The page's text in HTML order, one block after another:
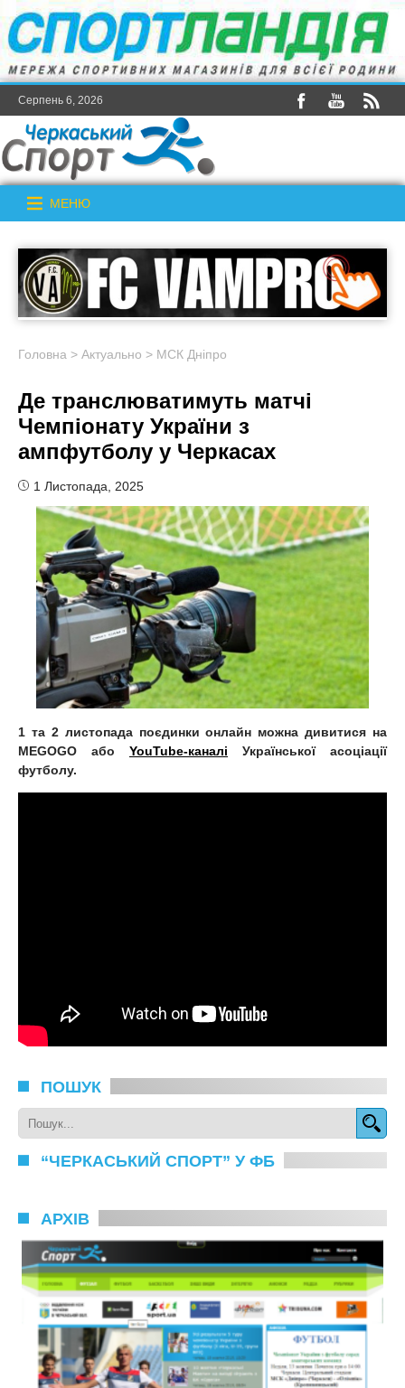
Серпень 6, 2026
МЕНЮ
Головна > Актуально > МСК Дніпро
Де транслюватимуть матчі
Чемпіонату України з
ампфутболу у Черкасах
1 Листопада, 2025
1 та 2 листопада поєдинки онлайн можна дивитися на
MEGOGO або YouTube-каналі Української асоціації
футболу.
ПОШУК
“ЧЕРКАСЬКИЙ СПОРТ” У ФБ
АРХІВ